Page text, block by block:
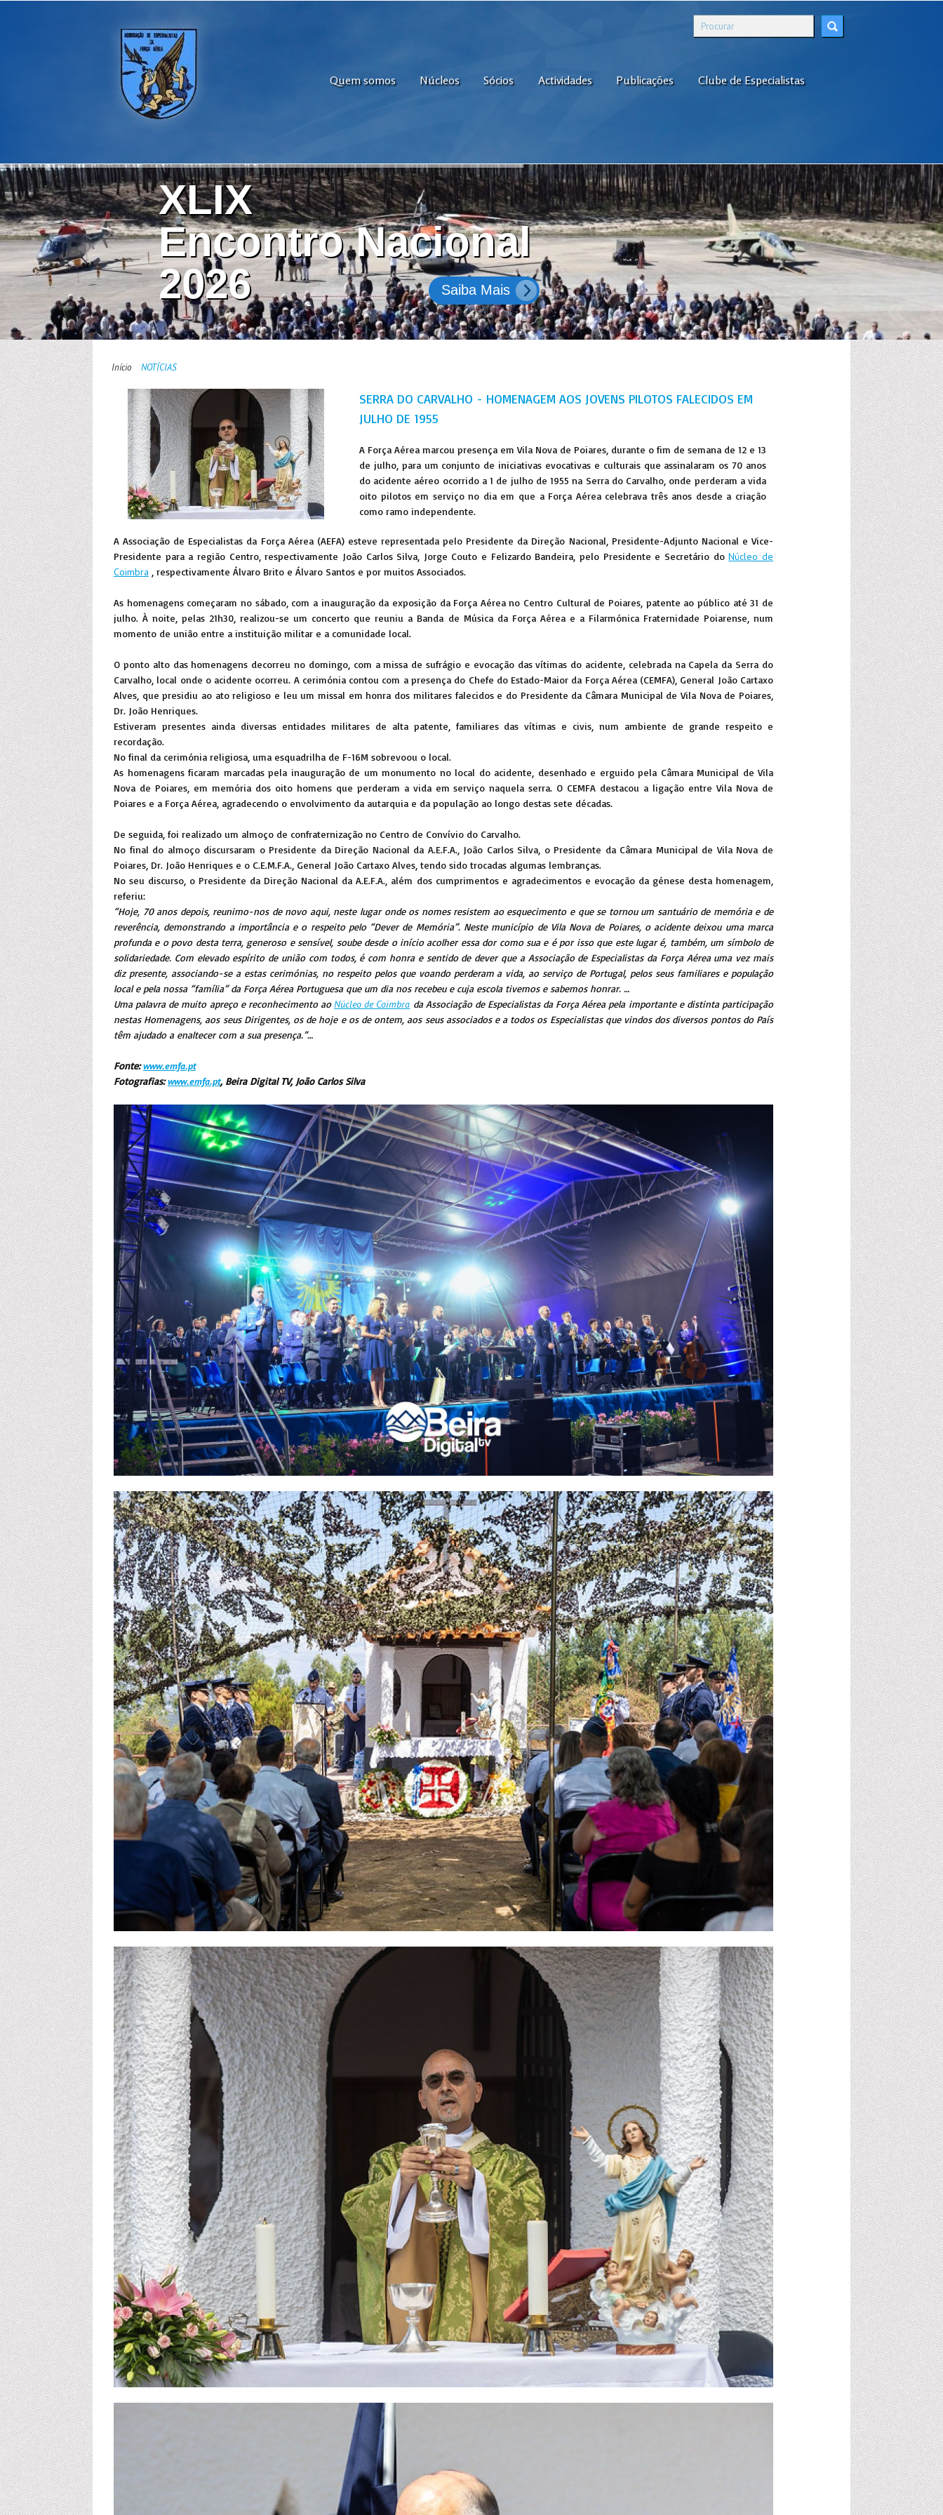
Quem somos Núcleos Sócios Actividades Publicações Clube de Especialistas
XLIX
Encontro Nacional
2026
Saiba Mais
Início NOTÍCIAS
SERRA DO CARVALHO - HOMENAGEM AOS JOVENS PILOTOS FALECIDOS EM
JULHO DE 1955
A Força Aérea marcou presença em Vila Nova de Poiares, durante o fim de semana de 12 e 13
de julho, para um conjunto de iniciativas evocativas e culturais que assinalaram os 70 anos
do acidente aéreo ocorrido a 1 de julho de 1955 na Serra do Carvalho, onde perderam a vida
oito pilotos em serviço no dia em que a Força Aérea celebrava três anos desde a criação
como ramo independente.
A Associação de Especialistas da Força Aérea (AEFA) esteve representada pelo Presidente da Direção Nacional, Presidente-Adjunto Nacional e Vice-
Presidente para a região Centro, respectivamente João Carlos Silva, Jorge Couto e Felizardo Bandeira, pelo Presidente e Secretário doNúcleo de
Coimbra , respectivamente Álvaro Brito e Álvaro Santos e por muitos Associados.
As homenagens começaram no sábado, com a inauguração da exposição da Força Aérea no Centro Cultural de Poiares, patente ao público até 31 de
julho. À noite, pelas 21h30, realizou-se um concerto que reuniu a Banda de Música da Força Aérea e a Filarmónica Fraternidade Poiarense, num
momento de união entre a instituição militar e a comunidade local.
O ponto alto das homenagens decorreu no domingo, com a missa de sufrágio e evocação das vítimas do acidente, celebrada na Capela da Serra do
Carvalho, local onde o acidente ocorreu. A cerimónia contou com a presença do Chefe do Estado-Maior da Força Aérea (CEMFA), General João Cartaxo
Alves, que presidiu ao ato religioso e leu um missal em honra dos militares falecidos e do Presidente da Câmara Municipal de Vila Nova de Poiares,
Dr. João Henriques.
Estiveram presentes ainda diversas entidades militares de alta patente, familiares das vítimas e civis, num ambiente de grande respeito e
recordação.
No final da cerimónia religiosa, uma esquadrilha de F-16M sobrevoou o local.
As homenagens ficaram marcadas pela inauguração de um monumento no local do acidente, desenhado e erguido pela Câmara Municipal de Vila
Nova de Poiares, em memória dos oito homens que perderam a vida em serviço naquela serra. O CEMFA destacou a ligação entre Vila Nova de
Poiares e a Força Aérea, agradecendo o envolvimento da autarquia e da população ao longo destas sete décadas.
De seguida, foi realizado um almoço de confraternização no Centro de Convívio do Carvalho.
No final do almoço discursaram o Presidente da Direção Nacional da A.E.F.A., João Carlos Silva, o Presidente da Câmara Municipal de Vila Nova de
Poiares, Dr. João Henriques e o C.E.M.F.A., General João Cartaxo Alves, tendo sido trocadas algumas lembranças.
No seu discurso, o Presidente da Direção Nacional da A.E.F.A., além dos cumprimentos e agradecimentos e evocação da génese desta homenagem,
referiu:
“Hoje, 70 anos depois, reunimo-nos de novo aqui, neste lugar onde os nomes resistem ao esquecimento e que se tornou um santuário de memória e de
reverência, demonstrando a importância e o respeito pelo “Dever de Memória”. Neste município de Vila Nova de Poiares, o acidente deixou uma marca
profunda e o povo desta terra, generoso e sensível, soube desde o início acolher essa dor como sua e é por isso que este lugar é, também, um símbolo de
solidariedade. Com elevado espírito de união com todos, é com honra e sentido de dever que a Associação de Especialistas da Força Aérea uma vez mais
diz presente, associando-se a estas cerimónias, no respeito pelos que voando perderam a vida, ao serviço de Portugal, pelos seus familiares e população
local e pela nossa “família” da Força Aérea Portuguesa que um dia nos recebeu e cuja escola tivemos e sabemos honrar. …
Uma palavra de muito apreço e reconhecimento aoNúcleo de Coimbra da Associação de Especialistas da Força Aérea pela importante e distinta participação
nestas Homenagens, aos seus Dirigentes, os de hoje e os de ontem, aos seus associados e a todos os Especialistas que vindos dos diversos pontos do País
têm ajudado a enaltecer com a sua presença.”…
Fonte:www.emfa.pt
Fotografias:www.emfa.pt, Beira Digital TV, João Carlos Silva